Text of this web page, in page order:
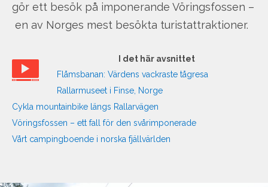
Boka camping
gör ett besök på imponerande Vöringsfossen –
en av Norges mest besökta turistattraktioner.
I det här avsnittet
Flåmsbanan: Värdens vackraste tågresa
Rallarmuseet i Finse, Norge
Cykla mountainbike längs Rallarvägen
Vöringsfossen – ett fall för den svårimponerade
Vårt campingboende i norska fjällvärlden